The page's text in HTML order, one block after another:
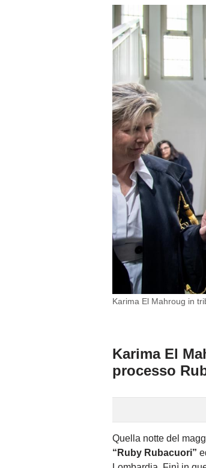
Karima El Mahroug in
Karima El
processo
Quella notte del
“Ruby Rubacuori”